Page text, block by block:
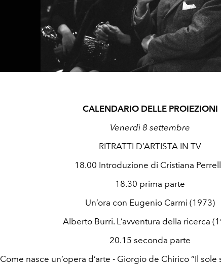
CALENDARIO DELLE PROIEZIONI
Venerdì 8 settembre
RITRATTI D’ARTISTA IN TV
18.00 Introduzione di Cristiana
18.30 prima parte
Un’ora con Eugenio Carmi (1973)
Alberto Burri. L’avventura della ricerca
20.15 seconda parte
Come nasce un’opera d’arte - Giorgio de Chirico “Il sole